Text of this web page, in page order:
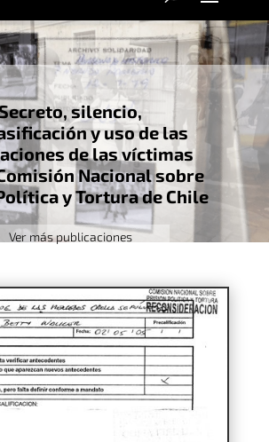
silencio,
y uso de las
de las víctimas
Nacional sobre
y Tortura de Chile
Ver más publicaciones